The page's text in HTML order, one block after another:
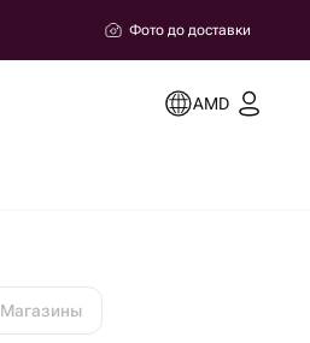
Фото до доставки
AMD
Магазины